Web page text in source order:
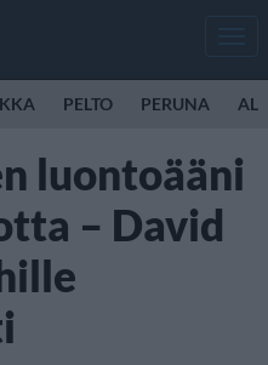
PELTO PERUNA
luontoääni
– David